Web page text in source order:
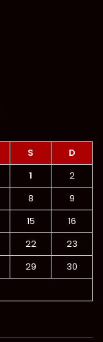
S
D
1
2
8
9
15
16
22
23
29
30